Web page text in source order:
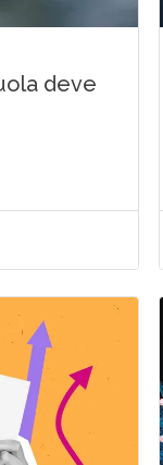
deve